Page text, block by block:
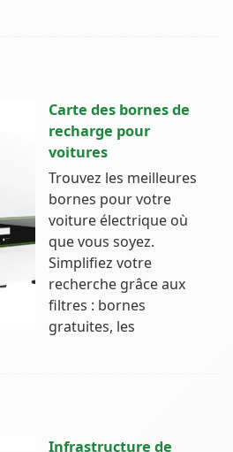
Carte des bornes de
recharge pour
voitures
Trouvez les meilleures
bornes pour votre
voiture électrique où
que vous soyez.
Simplifiez votre
recherche grâce aux
filtres : bornes
gratuites, les
Infrastructure de